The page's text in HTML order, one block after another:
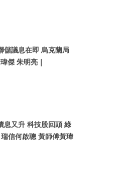
儲議息在即 烏克蘭局
傑 朱明亮｜
息又升 科技股回頭 綠
信何啟聰 黃師傅黃瑋